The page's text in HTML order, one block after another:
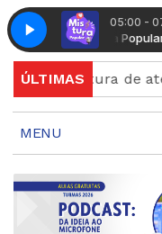
05:00 -
Mistura Popular -
ÚLTIMAS
Abertura de ateliê
MENU